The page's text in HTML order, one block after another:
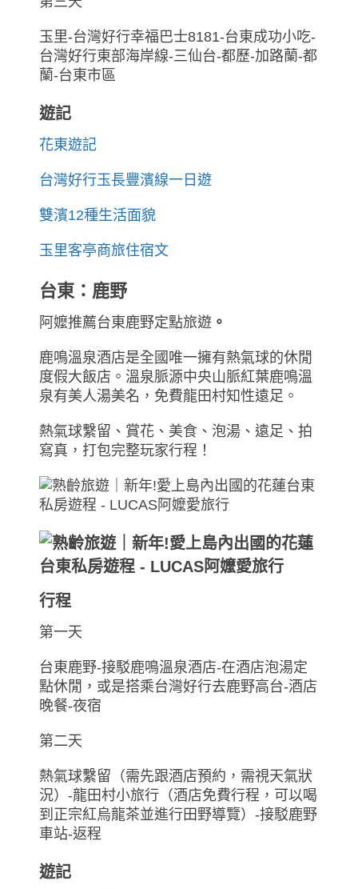
玉里-台灣好行幸福巴士8181-台東成功小吃-
台灣好行東部海岸線-三仙台-都歷-加路蘭-都
蘭-台東市區
遊記
花東遊記
台灣好行玉長豐濱線一日遊
雙濱12種生活面貌
玉里客亭商旅住宿文
台東：鹿野
阿嬤推薦台東鹿野定點旅遊 。
鹿鳴溫泉酒店是全國唯一擁有熱氣球的休閒
度假大飯店。溫泉脈源中央山脈紅葉鹿鳴溫
泉有美人湯美名，免費龍田村知性遠足。
熱氣球繫留、賞花、美食、泡湯、遠足、拍
寫真，打包完整玩家行程！
行程
第一天
台東鹿野-接駁鹿鳴溫泉酒店-在酒店泡湯定
點休閒，或是搭乘台灣好行去鹿野高台-酒店
晚餐-夜宿
第二天
熱氣球繫留（需先跟酒店預約，需視天氣狀
況）-龍田村小旅行（酒店免費行程，可以喝
到正宗紅烏龍茶並進行田野導覽）-接駁鹿野
車站-返程
遊記